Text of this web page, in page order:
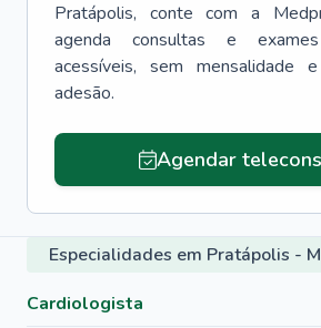
Pratápolis, conte com a
agenda consultas e
acessíveis, sem mensalidade
adesão.
Agendar
Especialidades em Pratápolis -
Cardiologista